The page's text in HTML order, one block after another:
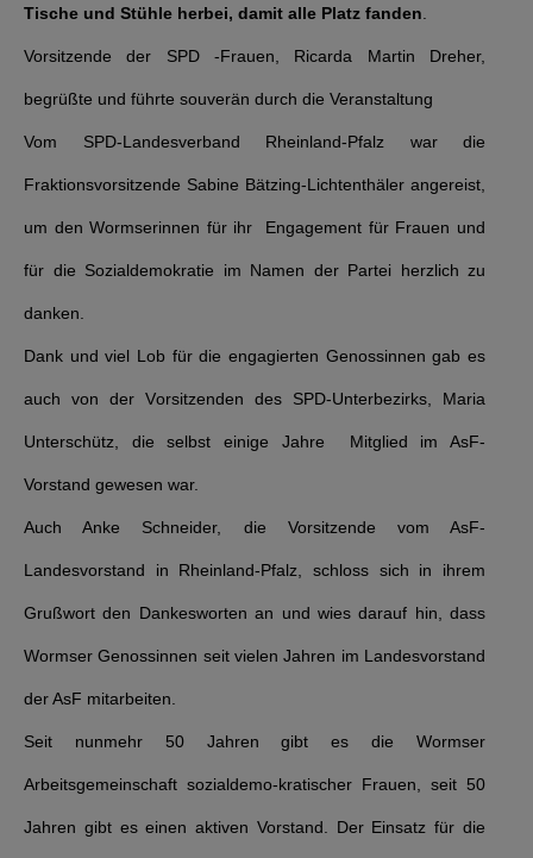
Tische und Stühle herbei, damit alle Platz fanden
Vorsitzende der SPD -Frauen, Ricarda Martin Dreher,
begrüßte und führte souverän durch die Veranstaltung
Vom SPD-Landesverband Rheinland-Pfalz war die
Fraktionsvorsitzende Sabine Bätzing-Lichtenthäler angereist,
um den Wormserinnen für ihr Engagement für Frauen und
für die Sozialdemokratie im Namen der Partei herzlich zu
danken.
Dank und viel Lob für die engagierten Genossinnen gab es
auch von der Vorsitzenden des SPD-Unterbezirks, Maria
Unterschütz, die selbst einige Jahre Mitglied im AsF-
Vorstand gewesen war.
Auch Anke Schneider, die Vorsitzende vom AsF-
Landesvorstand in Rheinland-Pfalz, schloss sich in ihrem
Grußwort den Dankesworten an und wies darauf hin, dass
Wormser Genossinnen seit vielen Jahren im Landesvorstand
der AsF mitarbeiten.
Seit nunmehr 50 Jahren gibt es die Wormser
Arbeitsgemeinschaft sozialdemo-kratischer Frauen, seit 50
Jahren gibt es einen aktiven Vorstand. Der Einsatz für die